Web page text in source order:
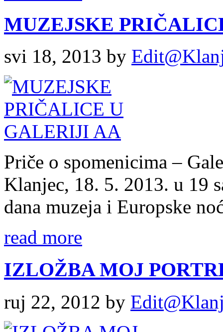
MUZEJSKE
svi 18, 2013 by
Priče o spomenicima –
Klanjec, 18. 5. 2013. u 19
dana muzeja i Europske
read more
IZLOŽBA MOJ
ruj 22, 2012 by